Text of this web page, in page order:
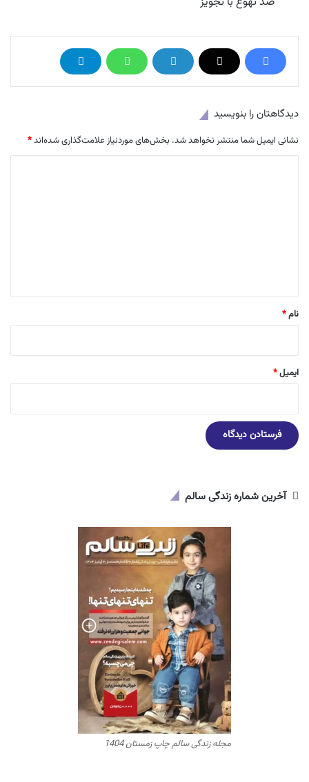
دیدگاهتان را بنویسید
نشانی ایمیل شما منتشر نخواهد شد. بخش‌های موردنیاز علامت‌گذاری شده‌اند*
نام*
ایمیل*
آخرین شماره زندگی سالم
مجله زندگی سالم چاپ زمستان 1404